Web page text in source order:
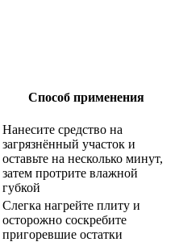
Способ применения
Нанесите средство на
загрязнённый участок и
оставьте на несколько минут,
затем протрите влажной
губкой
Слегка нагрейте плиту и
осторожно соскребите
пригоревшие остатки